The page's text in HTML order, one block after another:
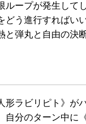
ープが発生して
どう進行すればい
と弾丸と自由の決
形ラビリピト》が
自分のターン中に